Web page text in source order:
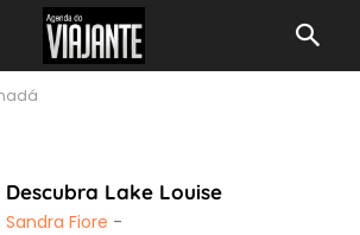
Descubra Lake Louise
Sandra Fiore -